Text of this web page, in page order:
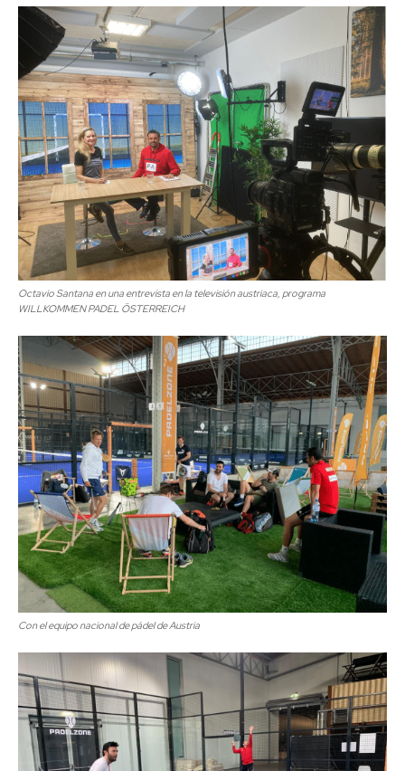
Octavio Santana en una entrevista en la televisión austriaca, programa
WILLKOMMEN PADEL ÖSTERREICH
Con el equipo nacional de pádel de Austria